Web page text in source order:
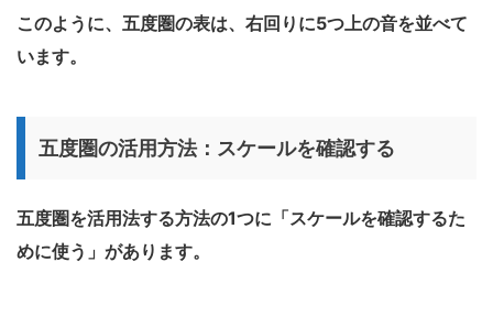
このように、五度圏の表は、右回りに5つ上の音を並べて
います。
五度圏の活用方法：スケールを確認する
五度圏を活用法する方法の1つに「スケールを確認するた
めに使う」があります。